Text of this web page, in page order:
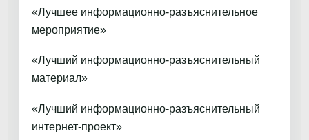
«Лучшее информационно-разъяснительное
мероприятие»
«Лучший информационно-разъяснительный
материал»
«Лучший информационно-разъяснительный
интернет-проект»